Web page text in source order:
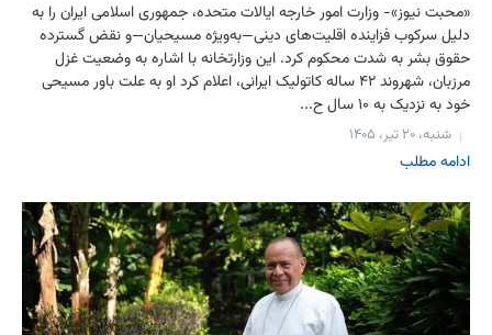
«محبت نیوز»- وزارت امور خارجه ایالات متحده، جمهوری اسلامی ایران را به
دلیل سرکوب فزاینده اقلیت‌های دینی—به‌ویژه مسیحیان—و نقض گسترده
حقوق بشر به شدت محکوم کرد. این وزارتخانه با اشاره به وضعیت غزل
مرزبان، شهروند ۴۲ ساله کاتولیک ایرانی، اعلام کرد او به علت باور مسیحی
خود به نزدیک به ۱۰ سال ح...
شنبه، ۲۰ تیر، ۱۴۰۵
ادامه مطلب